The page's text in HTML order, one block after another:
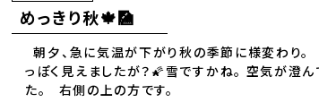
めっきり秋🍁🎑
朝夕、急に気温が下がり秋の季節に様変わり
っぽく見えましたが？🌠雪ですかね。 空気が澄